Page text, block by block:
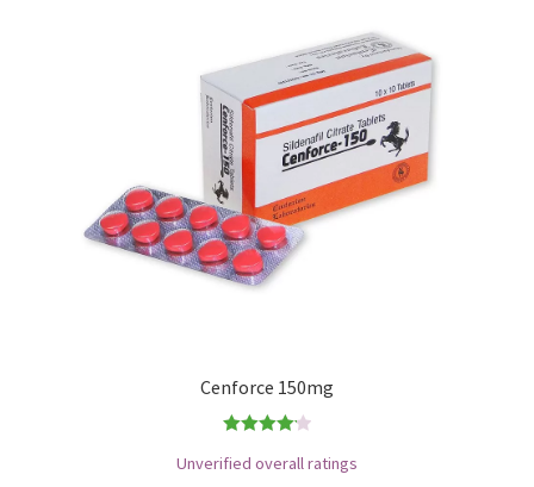
Cenforce 150mg
mit4.17
Unverified overall ratings